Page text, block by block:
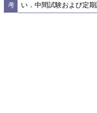
考
い．中間試験および定